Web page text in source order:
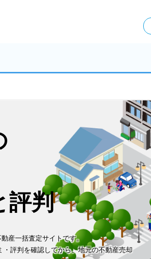
評判
産一括査定サイトです。
評判を確認してから、地元の不動産売却